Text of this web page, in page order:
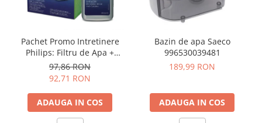
Pachet Promo Intretinere
Philips: Filtru de Apa +
Decalcifiant 250ml
97,86 RON
92,71 RON
ADAUGA IN COS
Bazin de apa Saeco
996530039481
189,99 RON
ADAUGA IN COS